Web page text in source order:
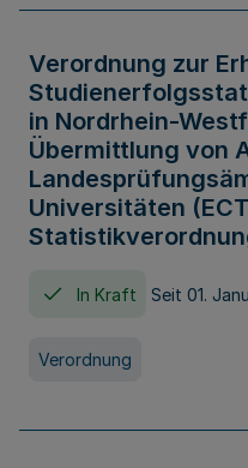
Verordnung zur
in Nordrhein-
Übermittlung von
Universitäten
In Kraft Seit 01.
Verordnung